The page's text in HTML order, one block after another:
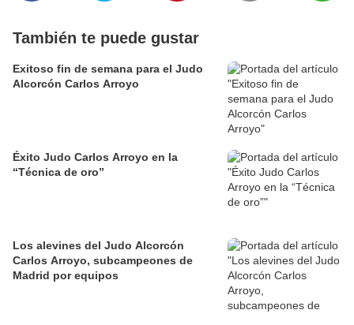
También te puede gustar
Exitoso fin de semana para el Judo
Alcorcón Carlos Arroyo
Éxito Judo Carlos Arroyo en la
“Técnica de oro”
Los alevines del Judo Alcorcón
Carlos Arroyo, subcampeones de
Madrid por equipos